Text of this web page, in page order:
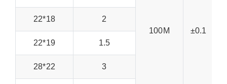
100M ±0.1
22*18 2
22*19 1.5
28*22 3